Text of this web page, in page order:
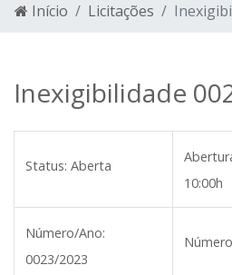
Início Licitações
Inexigibilidade
Status: Aberta
10:00h
Número/Ano:
0023/2023